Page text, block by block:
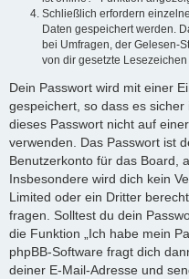
Schließlich erfordern
Daten gespeichert werden.
bei Umfragen, der Gelesen-
von dir gesetzte
Dein Passwort wird mit einer
gespeichert, so dass es sicher
dieses Passwort nicht auf
verwenden. Das Passwort ist
Benutzerkonto für das Board,
Insbesondere wird dich kein
Limited oder ein Dritter
fragen. Solltest du dein
die Funktion „Ich habe mein
phpBB-Software fragt dich
deiner E-Mail-Adresse und